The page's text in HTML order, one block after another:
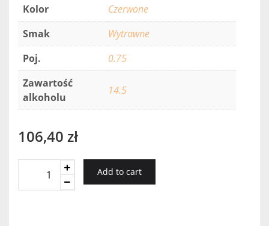
Kolor
Czerwone
Smak
Wytrawne
Poj.
0.75
Zawartość
alkoholu
14.5
106,40 zł
Add to cart